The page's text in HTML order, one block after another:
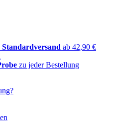
ab 42,90 €
zu jeder Bestellung